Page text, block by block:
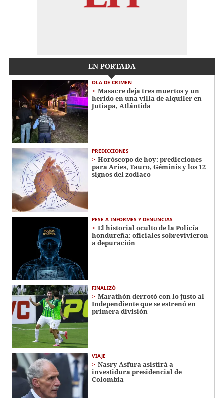
EN PORTADA
OLA DE CRIMEN
Masacre deja tres muertos y un
herido en una villa de alquiler en
Jutiapa, Atlántida
PREDICCIONES
Horóscopo de hoy: predicciones
para Aries, Tauro, Géminis y los 12
signos del zodiaco
PESE A INFORMES Y DENUNCIAS
El historial oculto de la Policía
hondureña: oficiales sobrevivieron
a depuración
FINALIZÓ
Marathón derrotó con lo justo al
Independiente que se estrenó en
primera división
VIAJE
Nasry Asfura asistirá a
investidura presidencial de
Colombia